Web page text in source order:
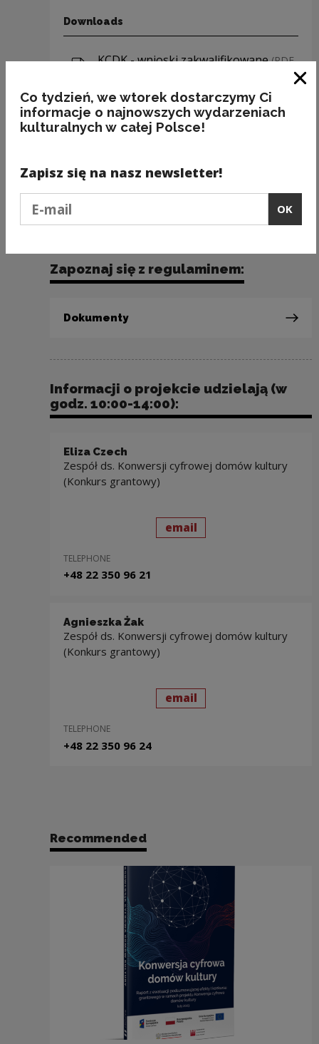
Downloads
Download file
KCDK - wnioski zakwalifikowane(PDF
Download file
KCDK - wnioski rozpatrzone
negatywnie(PDF 2.06 MB)
(PDF 717.29 KB)
Zapoznaj się z regulaminem:
Dokumenty
Informacji o projekcie udzielają (w
godz. 10:00-14:00):
Eliza Czech
Zespół ds. Konwersji cyfrowej domów kultury
(Konkurs grantowy)
send
emailto: Eliza Czech
TELEPHONE
+48 22 350 96 21
Agnieszka Żak
Zespół ds. Konwersji cyfrowej domów kultury
(Konkurs grantowy)
send
emailto: Agnieszka Żak
TELEPHONE
+48 22 350 96 24
Recommended
Co tydzień, we wtorek dostarczymy Ci
informacje o najnowszych wydarzeniach
kulturalnych w całej Polsce!
Zapisz się na nasz newsletter!
OK